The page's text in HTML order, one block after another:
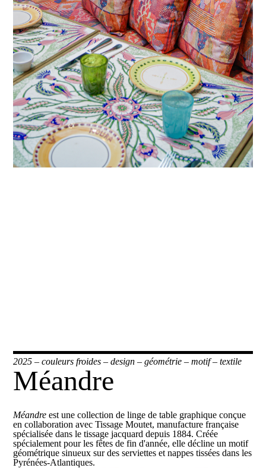
2025 –couleurs froides –design –géométrie –motif–textile
Méandre
Méandre est une collection de linge de table graphique conçue
en collaboration avecTissage Moutet, manufacture française
spécialisée dans le tissage jacquard depuis 1884. Créée
spécialement pour les fêtes de fin d'année, elle décline un motif
géométrique sinueux sur des serviettes et nappes tissées dans les
Pyrénées-Atlantiques.